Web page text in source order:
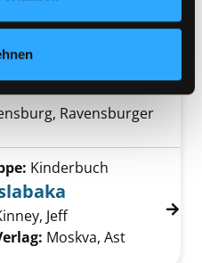
Kinderbuch
gegen die Götter
Ravensburger
Kinderbuch
Jeff
Moskva, Ast